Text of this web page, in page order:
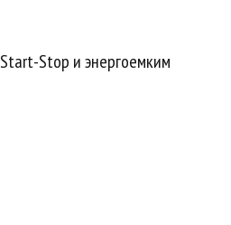
Stop и энергоемким